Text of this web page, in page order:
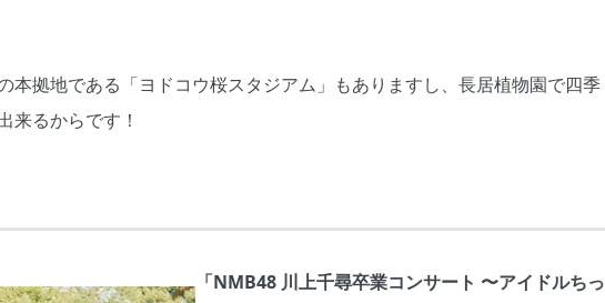
本拠地である「ヨドコウ桜スタジアム」もありますし、長居植物園で四季
来るからです！
「NMB48 川上千尋卒業コンサート 〜アイドルちっ